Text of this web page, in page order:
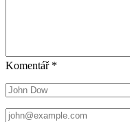
Komentář *